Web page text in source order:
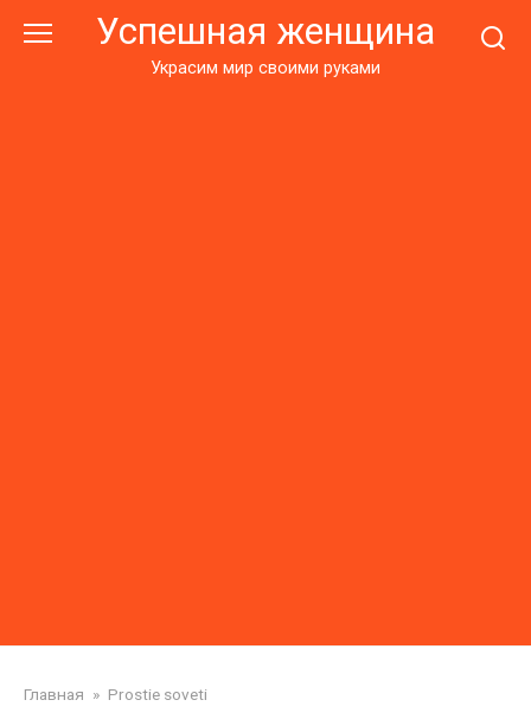
Успешная женщина
Украсим мир своими руками
Главная » Prostie soveti